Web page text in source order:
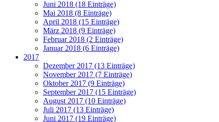
Juni 2018 (18 Einträge)
Mai 2018 (8 Einträge)
April 2018 (15 Einträge)
März 2018 (9 Einträge)
Februar 2018 (2 Einträge)
Januar 2018 (6 Einträge)
2017
Dezember 2017 (13 Einträge)
November 2017 (7 Einträge)
Oktober 2017 (9 Einträge)
September 2017 (15 Einträge)
August 2017 (10 Einträge)
Juli 2017 (13 Einträge)
Juni 2017 (19 Einträge)